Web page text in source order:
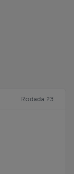
Rodada 23